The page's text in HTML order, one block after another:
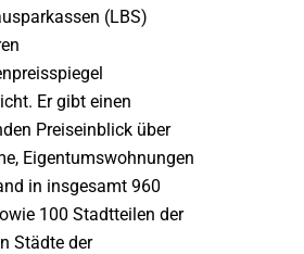
(LBS)
Er gibt einen
Preiseinblick über
Eigentumswohnungen
in insgesamt 960
100 Stadtteilen der
Städte der